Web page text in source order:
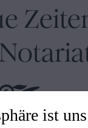
ist